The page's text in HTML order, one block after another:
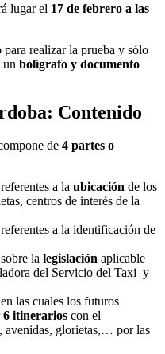
lugar el 17 de febrero a las
para realizar la prueba y sólo
un bolígrafo y documento
Contenido
de 4 partes o
referentes a la ubicación de los
centros de interés de la
referentes a la identificación de
sobre la legislación aplicable
del Servicio del Taxi y
en las cuales los futuros
6 itinerarios con el
avenidas, glorietas,… por las